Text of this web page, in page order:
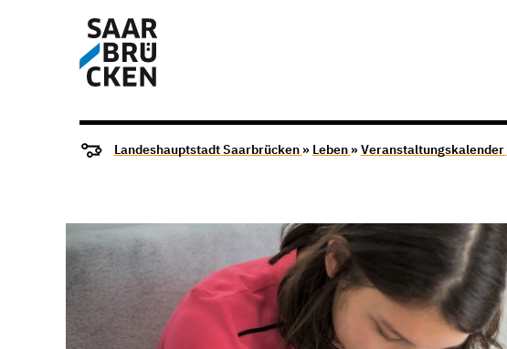
Landeshauptstadt Saarbrücken » Leben »Veranstaltungskalender